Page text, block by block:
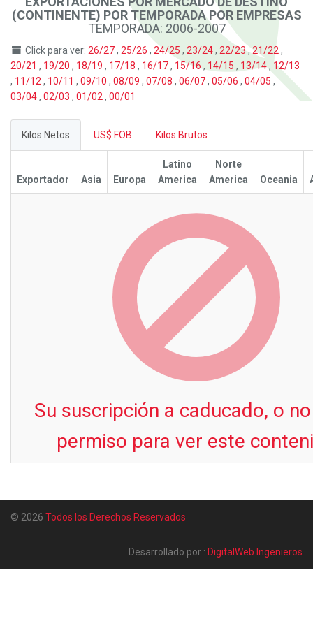
(CONTINENTE) POR TEMPORADA POR EMPRESAS
TEMPORADA: 2006-2007
Click para ver: 26/27, 25/26 , 24/25 , 23/24, 22/23,21/22 ,
20/21 , 19/20 , 18/19 , 17/18 , 16/17, 15/16 , 14/15 , 13/14, 12/13
, 11/12 , 10/11 , 09/10 , 08/09 , 07/08 , 06/07, 05/06 , 04/05 ,
03/04, 02/03 , 01/02 , 00/01
Kilos Netos US$ FOB Kilos Brutos
Exportador Asia Europa
Latino
America
Norte
America
Oceania
Su suscripción a caducado, o
permiso para ver este
© 2026 Todos los Derechos Reservados
Desarrollado por : DigitalWeb Ingenieros